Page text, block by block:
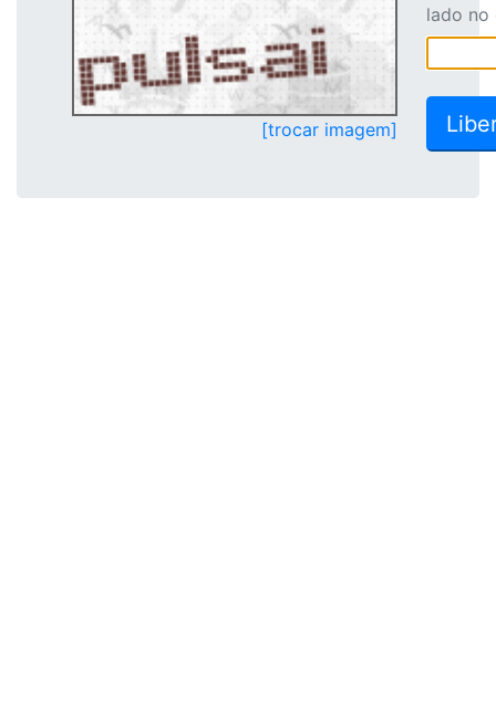
[trocar imagem]
lado no